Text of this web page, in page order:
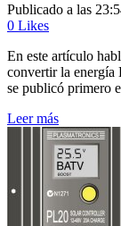
Publicado a las
0 Likes
En este artículo
convertir la energía
se publicó primero
Leer más